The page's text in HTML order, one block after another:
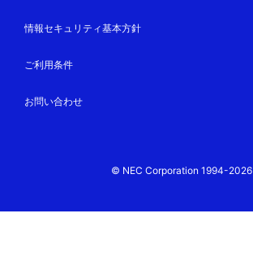
情報セキュリティ基本方針
ご利用条件
お問い合わせ
© NEC Corporation 1994-2026